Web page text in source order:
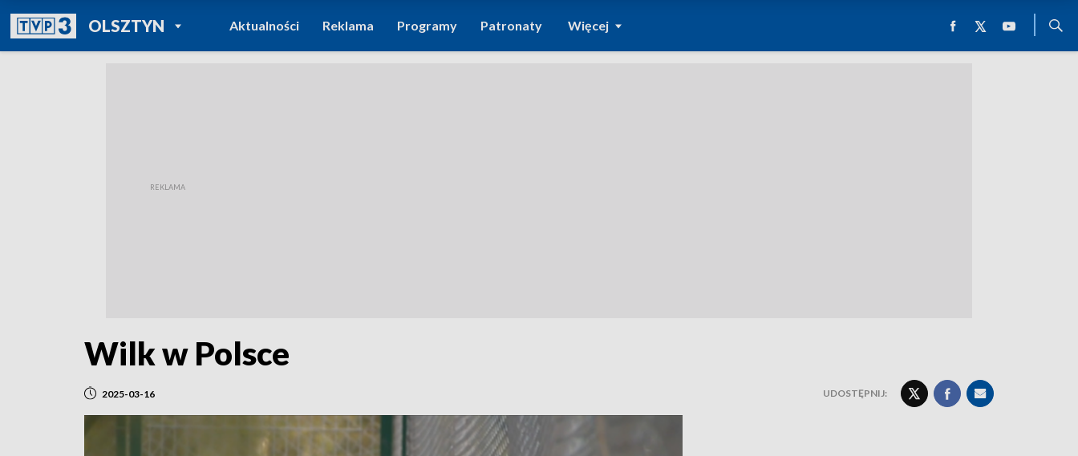
OLSZTYNPOWRÓT DO
TVP REGIONY
Aktualności Reklama Programy Patronaty Więcej
Wilk w Polsce
2025-03-16 UDOSTĘPNIJ: